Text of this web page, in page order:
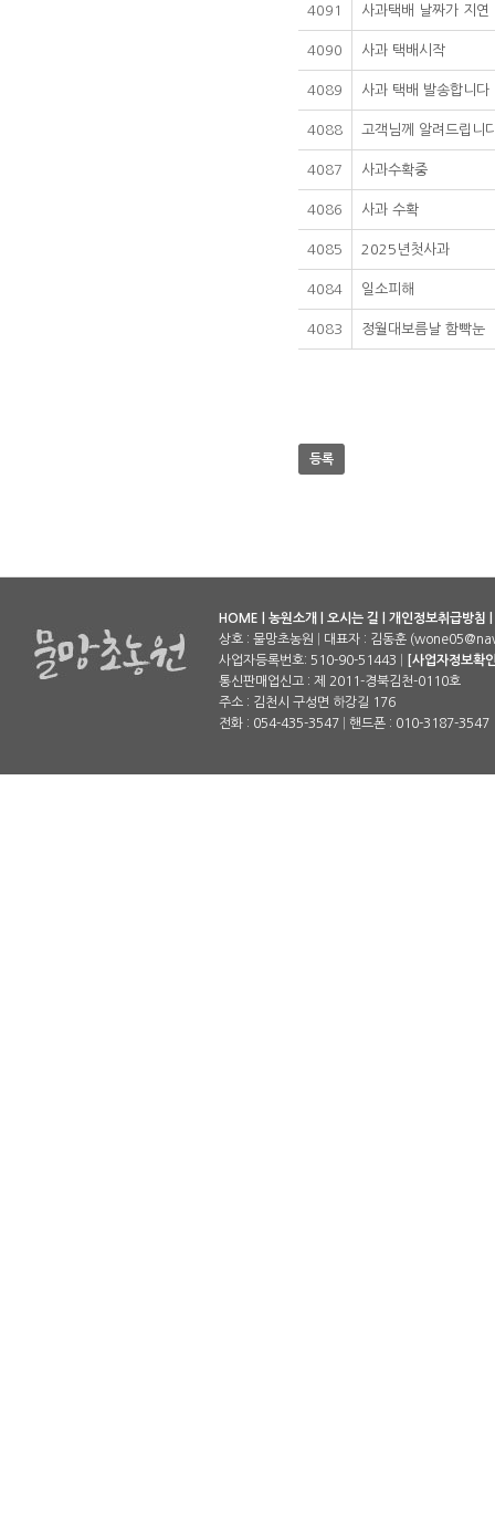
4091 사과택배 날짜가 지연
4090 사과 택배시작
4089 사과 택배 발송합니다
4088 고객님께 알려드립니
4087 사과수확중
4086 사과 수확
4085 2025년첫사과
4084 일소피해
4083 정월대보름날 함빡눈
등록
HOME 농원소개 오시는 길 개인정보취급방침
상호 : 물망초농원
대표자 : 김동훈
사업자등록번호: 510-90-51443
[사업자정보확
통신판매업신고 : 제 2011-경북김천-0110호
주소 : 김천시 구성면 하강길 176
전화 : 054-435-3547
핸드폰 : 010-3187-3547